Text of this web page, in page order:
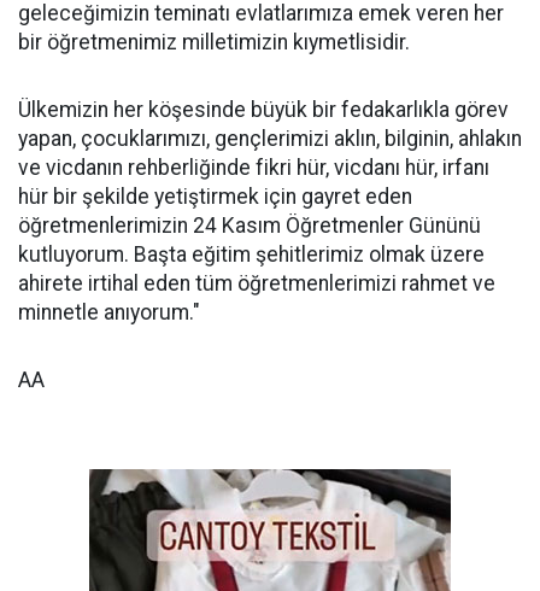
geleceğimizin teminatı evlatlarımıza emek veren her
bir öğretmenimiz milletimizin kıymetlisidir.
Ülkemizin her köşesinde büyük bir fedakarlıkla görev
yapan, çocuklarımızı, gençlerimizi aklın, bilginin, ahlakın
ve vicdanın rehberliğinde fikri hür, vicdanı hür, irfanı
hür bir şekilde yetiştirmek için gayret eden
öğretmenlerimizin 24 Kasım Öğretmenler Gününü
kutluyorum. Başta eğitim şehitlerimiz olmak üzere
ahirete irtihal eden tüm öğretmenlerimizi rahmet ve
minnetle anıyorum."
AA